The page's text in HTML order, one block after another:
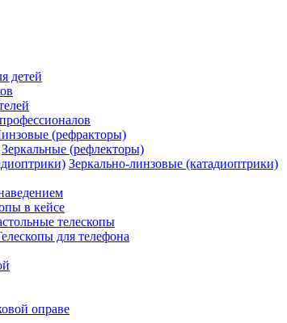
детей
(рефракторы)
Зеркальные (рефлекторы)
Зеркально-линзовые (катадиоптрики)
в кейсе
телескопы
для телефона
оправе